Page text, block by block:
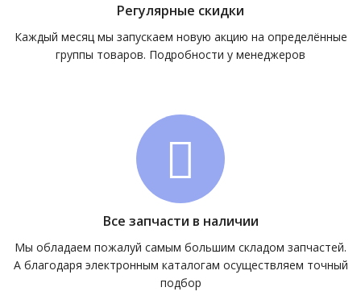
Регулярные скидки
Каждый месяц мы запускаем новую акцию на определённые
группы товаров. Подробности у менеджеров
Все запчасти в наличии
Мы обладаем пожалуй самым большим складом запчастей.
А благодаря электронным каталогам осуществляем точный
подбор